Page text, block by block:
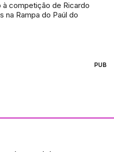
à competição de Ricardo
na Rampa do Paúl do
PUB